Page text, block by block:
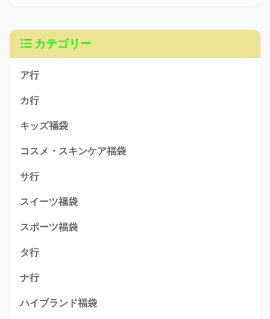
カテゴリー
ア行
カ行
キッズ福袋
コスメ・スキンケア福袋
サ行
スイーツ福袋
スポーツ福袋
タ行
ナ行
ハイブランド福袋